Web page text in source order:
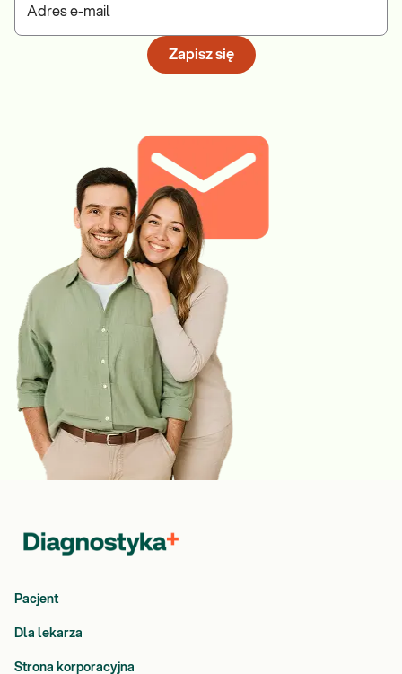
Adres e-mail
Zapisz się
Pacjent
Dla lekarza
Strona korporacyjna